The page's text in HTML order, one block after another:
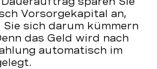
Vorsorgekapital an,
Sie sich darum kümmern
das Geld wird nach
automatisch im